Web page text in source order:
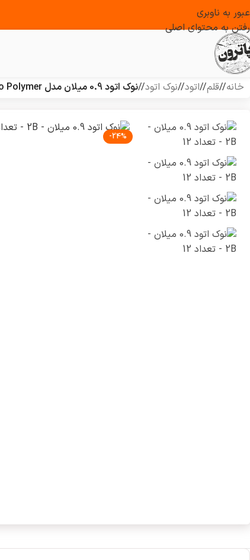
عبور به ناوبری
رفتن به محتوای اصلی
خانه/ قلم/ اتود/ نوک اتود/ نوک اتود 0.9 میلان مدل Techno Polymer – درجه 2B – تعداد 12
-24%